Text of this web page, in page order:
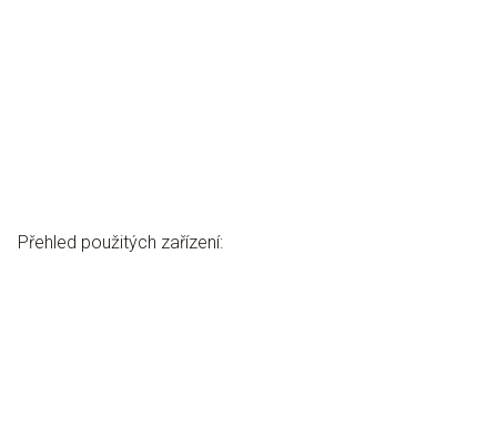
Přehled použitých zařízení: